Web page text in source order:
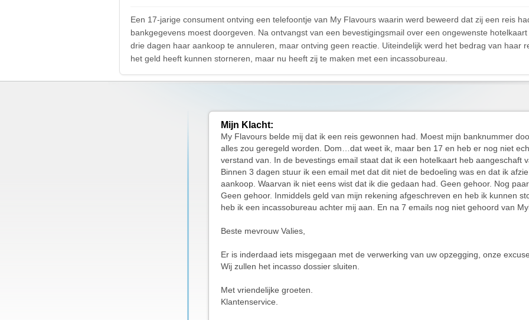
Een 17-jarige consument ontving een telefoontje van My Flavours waarin werd beweerd dat zij een reis
bankgegevens moest doorgeven. Na ontvangst van een bevestigingsmail over een ongewenste
drie dagen haar aankoop te annuleren, maar ontving geen reactie. Uiteindelijk werd het bedrag van haar
het geld heeft kunnen storneren, maar nu heeft zij te maken met een incassobureau.
Mijn Klacht:
My Flavours belde mij dat ik een reis gewonnen had. Moest mijn banknummer
alles zou geregeld worden. Dom…dat weet ik, maar ben 17 en heb er nog niet
verstand van. In de bevestings email staat dat ik een hotelkaart heb aangeschaft
Binnen 3 dagen stuur ik een email met dat dit niet de bedoeling was en dat ik
aankoop. Waarvan ik niet eens wist dat ik die gedaan had. Geen gehoor. Nog paar
Geen gehoor. Inmiddels geld van mijn rekening afgeschreven en heb ik kunnen
heb ik een incassobureau achter mij aan. En na 7 emails nog niet gehoord van
Beste mevrouw Valies,
Er is inderdaad iets misgegaan met de verwerking van uw opzegging, onze
Wij zullen het incasso dossier sluiten.
Met vriendelijke groeten.
Klantenservice.